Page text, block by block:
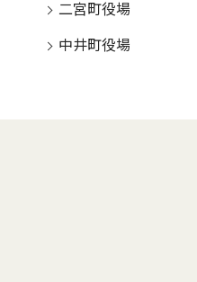
二宮町役場
中井町役場